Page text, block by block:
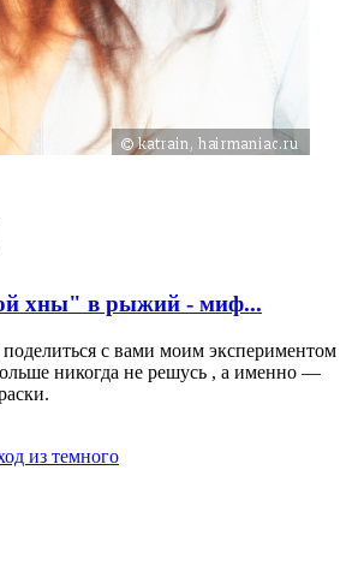
хны" в рыжий - миф...
с вами моим экспериментом
никогда не решусь , а именно —
из темного